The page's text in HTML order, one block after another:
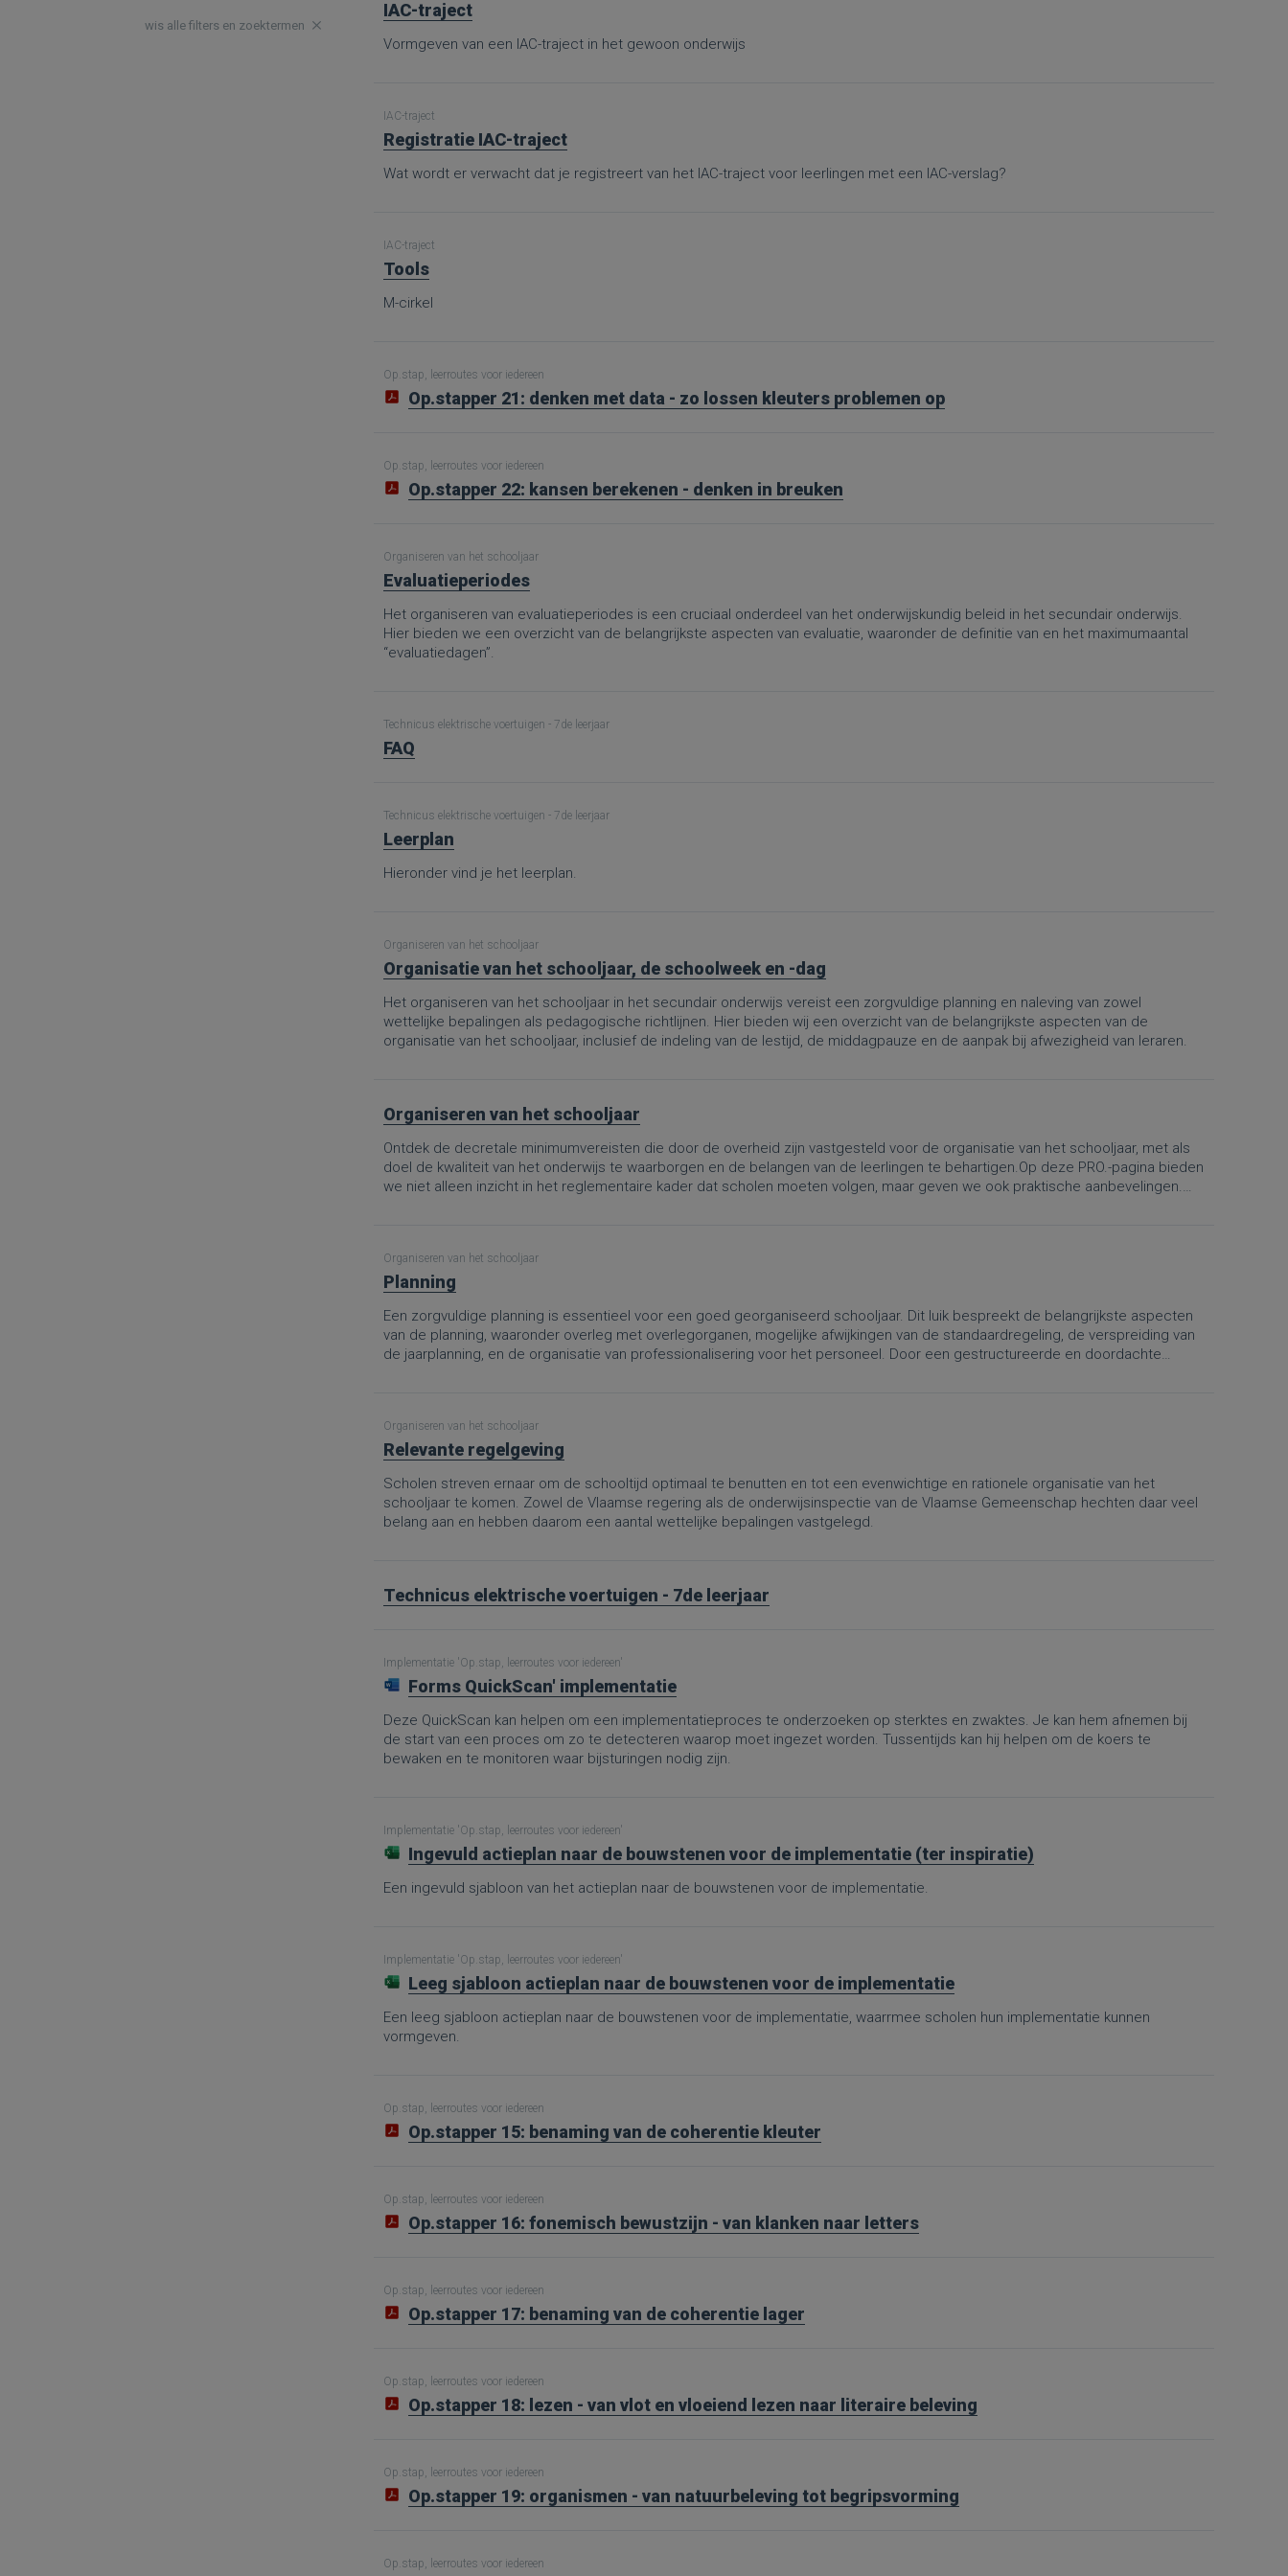
wis alle filters en zoektermen
IAC-traject
Vormgeven van een IAC-traject in het gewoon onderwijs
IAC-traject
Registratie IAC-traject
Wat wordt er verwacht dat je registreert van het IAC-traject voor leerlingen met een IAC-verslag?
IAC-traject
Tools
M-cirkel
Op.stap, leerroutes voor iedereen
Op.stapper 21: denken met data - zo lossen kleuters problemen op
Op.stap, leerroutes voor iedereen
Op.stapper 22: kansen berekenen - denken in breuken
Organiseren van het schooljaar
Evaluatieperiodes
Het organiseren van evaluatieperiodes is een cruciaal onderdeel van het onderwijskundig beleid in het secundair onderwijs.
Hier bieden we een overzicht van de belangrijkste aspecten van evaluatie, waaronder de definitie van en het maximumaantal
“evaluatiedagen”.
Technicus elektrische voertuigen - 7de leerjaar
FAQ
Technicus elektrische voertuigen - 7de leerjaar
Leerplan
Hieronder vind je het leerplan.
Organiseren van het schooljaar
Organisatie van het schooljaar, de schoolweek en -dag
Het organiseren van het schooljaar in het secundair onderwijs vereist een zorgvuldige planning en naleving van zowel
wettelijke bepalingen als pedagogische richtlijnen. Hier bieden wij een overzicht van de belangrijkste aspecten van de
organisatie van het schooljaar, inclusief de indeling van de lestijd, de middagpauze en de aanpak bij afwezigheid van leraren.
Organiseren van het schooljaar
Ontdek de decretale minimumvereisten die door de overheid zijn vastgesteld voor de organisatie van het schooljaar, met als
doel de kwaliteit van het onderwijs te waarborgen en de belangen van de leerlingen te behartigen.Op deze PRO.-pagina bieden
we niet alleen inzicht in het reglementaire kader dat scholen moeten volgen, maar geven we ook praktische aanbevelingen.
het schooljaar, dat definitief werd goedgekeurd op 8 mei 2026. De wijzigingen gelden vanaf 1 september 2026.
Organiseren van het schooljaar
Planning
Een zorgvuldige planning is essentieel voor een goed georganiseerd schooljaar. Dit luik bespreekt de belangrijkste aspecten
van de planning, waaronder overleg met overlegorganen, mogelijke afwijkingen van de standaardregeling, de verspreiding van
de jaarplanning, en de organisatie van professionalisering voor het personeel. Door een gestructureerde en doordachte
Organiseren van het schooljaar
Relevante regelgeving
Scholen streven ernaar om de schooltijd optimaal te benutten en tot een evenwichtige en rationele organisatie van het
schooljaar te komen. Zowel de Vlaamse regering als de onderwijsinspectie van de Vlaamse Gemeenschap hechten daar veel
belang aan en hebben daarom een aantal wettelijke bepalingen vastgelegd.
Technicus elektrische voertuigen - 7de leerjaar
Implementatie 'Op.stap, leerroutes voor iedereen'
Forms QuickScan' implementatie
Deze QuickScan kan helpen om een implementatieproces te onderzoeken op sterktes en zwaktes. Je kan hem afnemen bij
de start van een proces om zo te detecteren waarop moet ingezet worden. Tussentijds kan hij helpen om de koers te
bewaken en te monitoren waar bijsturingen nodig zijn.
Implementatie 'Op.stap, leerroutes voor iedereen'
Ingevuld actieplan naar de bouwstenen voor de implementatie (ter inspiratie)
Een ingevuld sjabloon van het actieplan naar de bouwstenen voor de implementatie.
Implementatie 'Op.stap, leerroutes voor iedereen'
Leeg sjabloon actieplan naar de bouwstenen voor de implementatie
Een leeg sjabloon actieplan naar de bouwstenen voor de implementatie, waarrmee scholen hun implementatie kunnen
vormgeven.
Op.stap, leerroutes voor iedereen
Op.stapper 15: benaming van de coherentie kleuter
Op.stap, leerroutes voor iedereen
Op.stapper 16: fonemisch bewustzijn - van klanken naar letters
Op.stap, leerroutes voor iedereen
Op.stapper 17: benaming van de coherentie lager
Op.stap, leerroutes voor iedereen
Op.stapper 18: lezen - van vlot en vloeiend lezen naar literaire beleving
Op.stap, leerroutes voor iedereen
Op.stapper 19: organismen - van natuurbeleving tot begripsvorming
Op.stap, leerroutes voor iedereen